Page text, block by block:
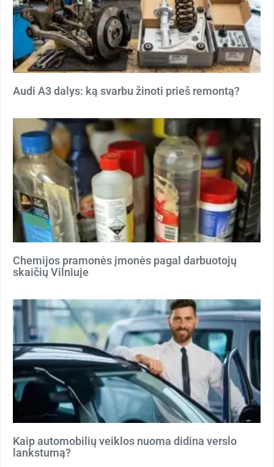
Audi A3 dalys: ką svarbu žinoti prieš remontą?
Chemijos pramonės įmonės pagal darbuotojų
skaičių Vilniuje
Kaip automobilių veiklos nuoma didina verslo
lankstumą?